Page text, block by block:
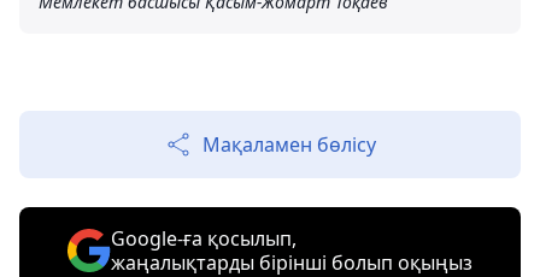
Мақаламен бөлісу
Google-ға қосылып,
жаңалықтарды бірінші болып оқыңыз